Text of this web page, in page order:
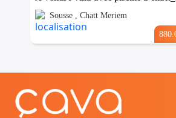
Sousse , Chatt Meriem